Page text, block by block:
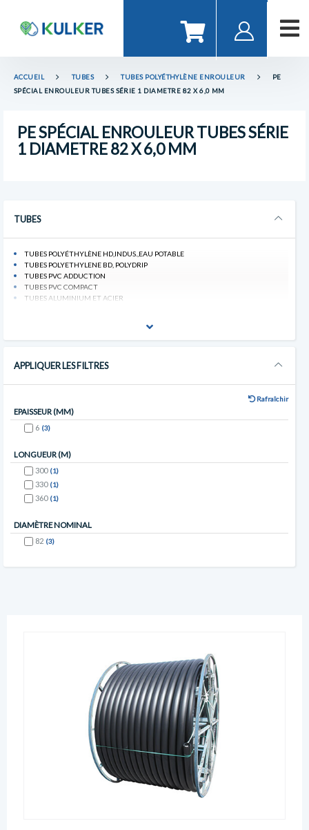
ACCUEIL TUBES TUBES POLYÉTHYLÈNE ENROULEUR
PE
SPÉCIAL ENROULEUR TUBES SÉRIE 1 DIAMETRE 82 X 6,0 MM
PE SPÉCIAL ENROULEUR TUBES SÉRIE
1 DIAMETRE 82 X 6,0 MM
TUBES
TUBES POLYÉTHYLÈNE HD,INDUS.,EAU POTABLE
TUBES POLYETHYLENE BD, POLYDRIP
TUBES PVC ADDUCTION
TUBES PVC COMPACT
TUBES ALUMINIUM ET ACIER
APPLIQUER LES FILTRES
Rafraîchir
EPAISSEUR (MM)
6 (3)
LONGUEUR (M)
300 (1)
330 (1)
360 (1)
DIAMÈTRE NOMINAL
82 (3)